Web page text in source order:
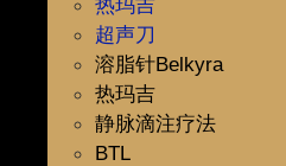
热玛吉
超声刀
溶脂针Belkyra
热玛吉
静脉滴注疗法
BTL